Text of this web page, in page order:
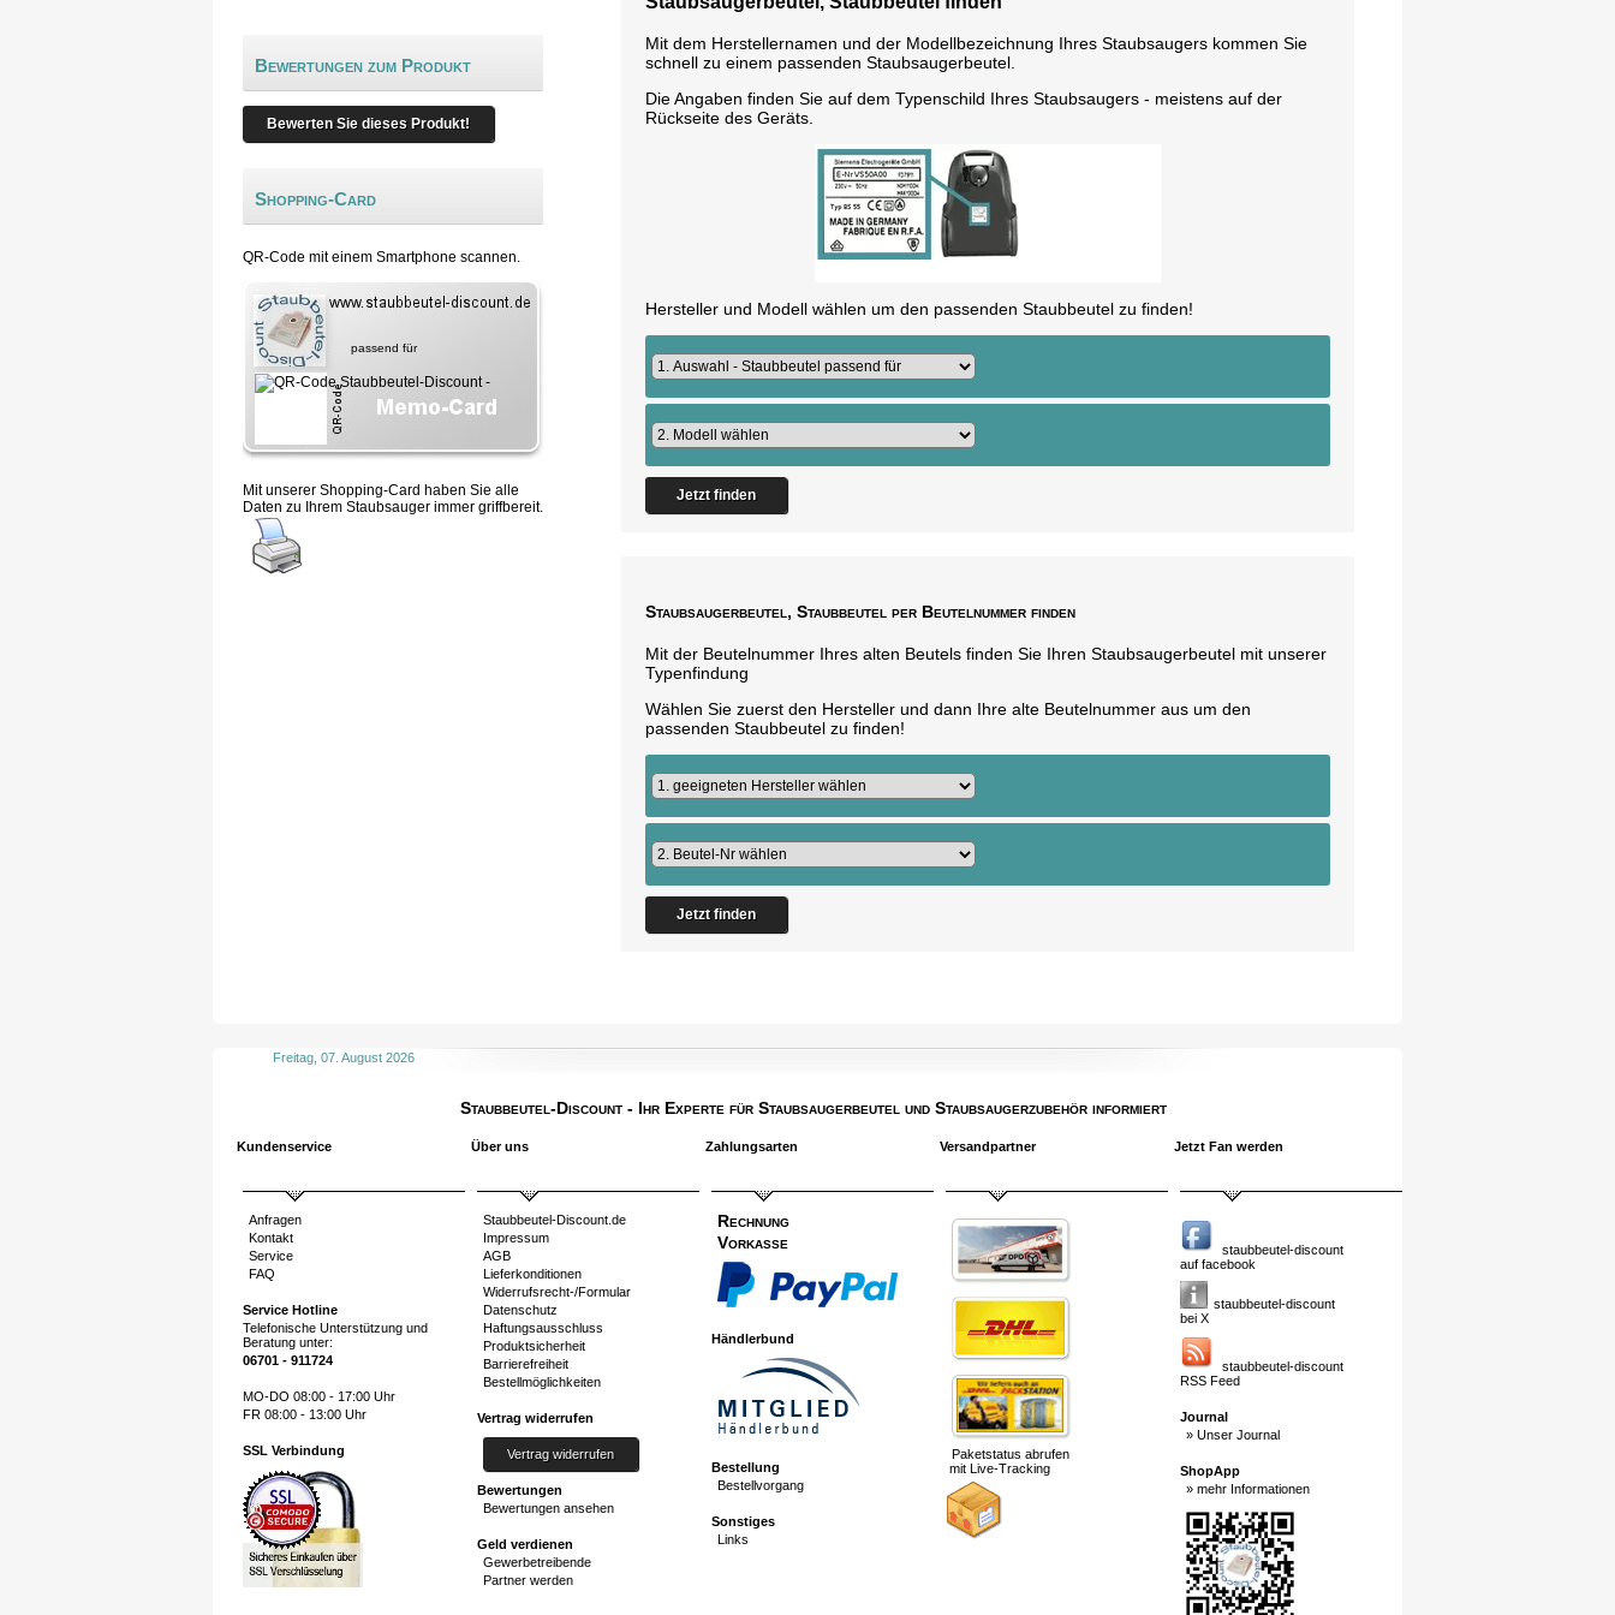
Mit dem Herstellernamen und der Modellbezeichnung Ihres Staubsaugers kommen Sie
schnell zu einem passenden Staubsaugerbeutel.
Die Angaben finden Sie auf dem Typenschild Ihres Staubsaugers - meistens auf der
Rückseite des Geräts.
Hersteller und Modell wählen um den passenden Staubbeutel zu finden!
Jetzt finden
Staubsaugerbeutel, Staubbeutel per Beutelnummer finden
Mit der Beutelnummer Ihres alten Beutels finden Sie Ihren Staubsaugerbeutel mit unserer
Typenfindung
Wählen Sie zuerst den Hersteller und dann Ihre alte Beutelnummer aus um den
passenden Staubbeutel zu finden!
Jetzt finden
Bewertungen zum Produkt
Bewerten Sie dieses Produkt!
Shopping-Card
QR-Code mit einem Smartphone scannen.
passend für
Mit unserer Shopping-Card haben Sie alle
Daten zu Ihrem Staubsauger immer griffbereit.
Freitag, 07. August 2026
Staubbeutel-Discount - Ihr Experte für Staubsaugerbeutel und Staubsaugerzubehör informiert
Kundenservice
Anfragen
Kontakt
Service
FAQ
Service Hotline
Telefonische Unterstützung und
Beratung unter:
06701 - 911724
MO-DO 08:00 - 17:00 Uhr
FR 08:00 - 13:00 Uhr
SSL Verbindung
Über uns
Staubbeutel-Discount.de
Impressum
AGB
Lieferkonditionen
Widerrufsrecht-/Formular
Datenschutz
Haftungsausschluss
Produktsicherheit
Barrierefreiheit
Bestellmöglichkeiten
Vertrag widerrufen
Vertrag widerrufen
Bewertungen
Bewertungen ansehen
Geld verdienen
Gewerbetreibende
Partner werden
Zahlungsarten
Rechnung
Vorkasse
Händlerbund
Bestellung
Bestellvorgang
Sonstiges
Links
Versandpartner
Paketstatus abrufen
mit Live-Tracking
Jetzt Fan werden
staubbeutel-discount
auf facebook
staubbeutel-discount
bei X
staubbeutel-discount
RSS Feed
Journal
» Unser Journal
ShopApp
» mehr Informationen